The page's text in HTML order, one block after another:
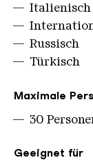
Italienisch
Russisch
Türkisch
Maximale
30
Geeignet für